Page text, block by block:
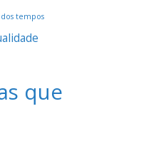
tempos
que